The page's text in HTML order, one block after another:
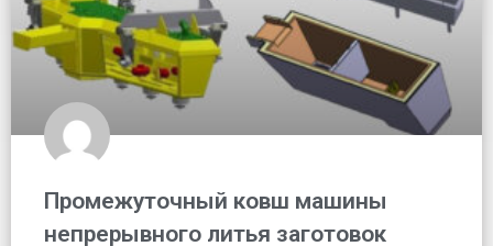
Промежуточный ковш машины
непрерывного литья заготовок